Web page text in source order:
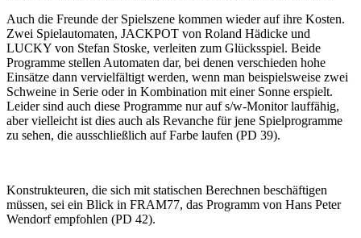
Auch die Freunde der Spielszene kommen wieder auf ihre Kosten.
Zwei Spielautomaten, JACKPOT von Roland Hädicke und
LUCKY von Stefan Stoske, verleiten zum Glücksspiel. Beide
Programme stellen Automaten dar, bei denen verschieden hohe
Einsätze dann vervielfältigt werden, wenn man beispielsweise zwei
Schweine in Serie oder in Kombination mit einer Sonne erspielt.
Leider sind auch diese Programme nur auf s/w-Monitor lauffähig,
aber vielleicht ist dies auch als Revanche für jene Spielprogramme
zu sehen, die ausschließlich auf Farbe laufen (PD 39).
Konstrukteuren, die sich mit statischen Berechnen beschäftigen
müssen, sei ein Blick in FRAM77, das Programm von Hans Peter
Wendorf empfohlen (PD 42).